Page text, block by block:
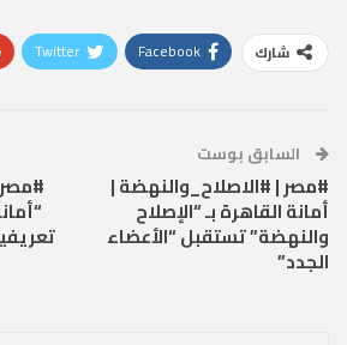
شارك Facebook
Twitter
السابق بوست
#مصر | #الاصلاح_والنهضة |
أمانة القاهرة بـ “الإصلاح
والنهضة” تستقبل “الأعضاء
الجدد”